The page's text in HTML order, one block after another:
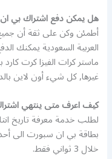
هل يمكن دفع اشتراك بي
أطمئن وكن على ثقة أن
العربية السعودية يمكنك
غيرها, كل شيء أون لاين
كيف اعرف متى ينتهي
لطلب خدمة معرفة تاريخ
بطاقة بي ان سبورت الى
خلال 3 ثواني فقط.